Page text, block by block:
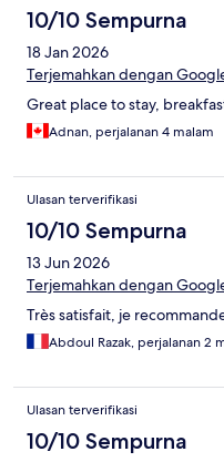
10/10 Sempurna
18 Jan 2026
Terjemahkan dengan
Great place to stay,
Adnan, perjalanan 4 malam
Ulasan terverifikasi
10/10 Sempurna
13 Jun 2026
Terjemahkan dengan
Très satisfait, je
Abdoul Razak, perjalanan 2
Ulasan terverifikasi
10/10 Sempurna